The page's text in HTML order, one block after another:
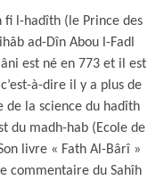
l-hadîth (le Prince des
ad-Dîn Abou l-Fadl
est né en 773 et il est
de la science du hadîth
du madh-hab (Ecole de
livre « Fath Al-Bârî »
commentaire du Sahîh